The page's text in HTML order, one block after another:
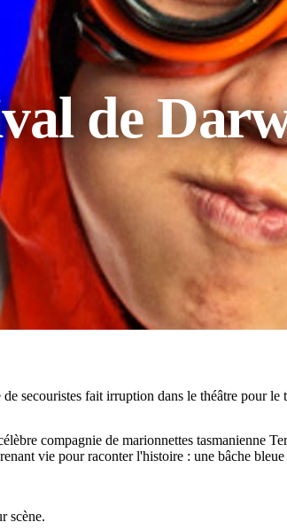
de
secouristes fait irruption dans le théâtre pour le
compagnie de marionnettes tasmanienne
vie pour raconter l'histoire : une bâche
scène.